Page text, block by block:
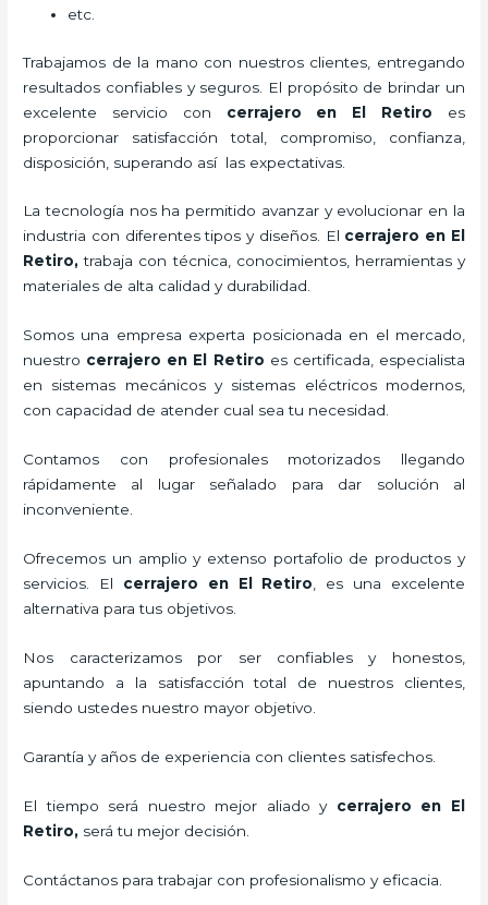
etc.
Trabajamos de la mano con nuestros clientes, entregando
resultados confiables y seguros. El propósito de brindar un
excelente servicio con cerrajero en El Retiro es
proporcionar satisfacción total, compromiso, confianza,
disposición, superando así las expectativas.
La tecnología nos ha permitido avanzar y evolucionar en la
industria con diferentes tipos y diseños. El cerrajero en El
Retiro,trabaja con técnica, conocimientos, herramientas y
materiales de alta calidad y durabilidad.
Somos una empresa experta posicionada en el mercado,
nuestro cerrajero en El Retiro es certificada, especialista
en sistemas mecánicos y sistemas eléctricos modernos,
con capacidad de atender cual sea tu necesidad.
Contamos con profesionales motorizados llegando
rápidamente al lugar señalado para dar solución al
inconveniente.
Ofrecemos un amplio y extenso portafolio de productos y
servicios. El cerrajero en El Retiro , es una excelente
alternativa para tus objetivos.
Nos caracterizamos por ser confiables y honestos,
apuntando a la satisfacción total de nuestros clientes,
siendo ustedes nuestro mayor objetivo.
Garantía y años de experiencia con clientes satisfechos.
El tiempo será nuestro mejor aliado y cerrajero en El
Retiro, será tu mejor decisión.
Contáctanos para trabajar con profesionalismo y eficacia.